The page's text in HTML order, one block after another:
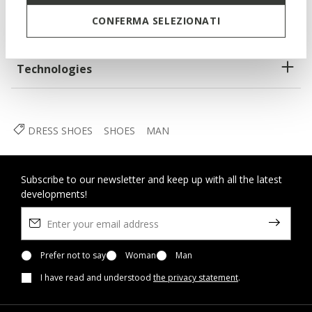
CONFERMA SELEZIONATI
Technologies
DRESS SHOES SHOES MAN
Subscribe to our newsletter and keep up with all the latest
developments!
Prefer not to say Woman
Man
I have read and understood the privacy statement.